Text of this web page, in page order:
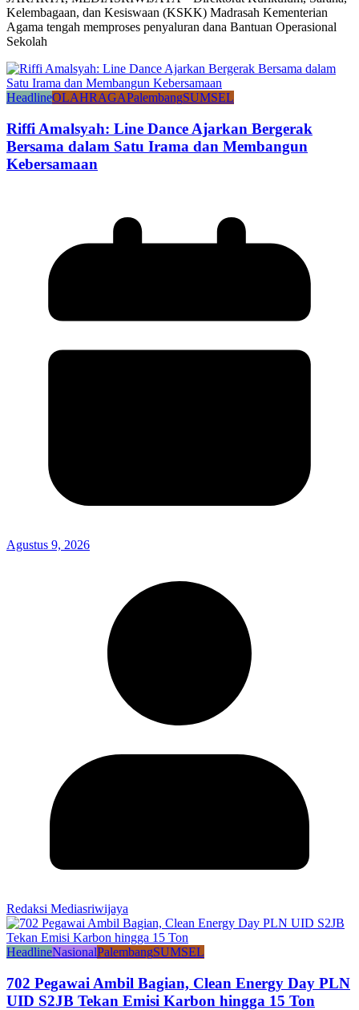
Kelembagaan, dan Kesiswaan (KSKK) Madrasah Kementerian
Agama tengah memproses penyaluran dana Bantuan Operasional
Sekolah
HeadlineOLAHRAGAPalembangSUMSEL
Riffi Amalsyah: Line Dance Ajarkan Bergerak
Bersama dalam Satu Irama dan Membangun
Kebersamaan
Agustus 9, 2026
Redaksi Mediasriwijaya
HeadlineNasionalPalembangSUMSEL
702 Pegawai Ambil Bagian, Clean Energy Day PLN
UID S2JB Tekan Emisi Karbon hingga 15 Ton